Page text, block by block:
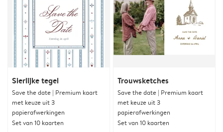
Sierlijke tegel
Save the date | Premium kaart
met keuze uit 3
papierafwerkingen
Set van 10 kaarten
Trouwsketches
Save the date | Premium kaart
met keuze uit 3
papierafwerkingen
Set van 10 kaarten